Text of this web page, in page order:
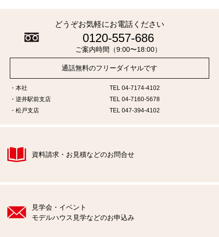
どうぞお気軽にお電話ください
0120-557-686
ご案内時間（9:00〜18:00）
通話無料のフリーダイヤルです
本社
TEL 04-7174-4102
逆井駅前支店
TEL 04-7160-5678
松戸支店
TEL 047-394-4102
資料請求・お見積などのお問合せ
見学会・イベント
モデルハウス見学などのお申込み